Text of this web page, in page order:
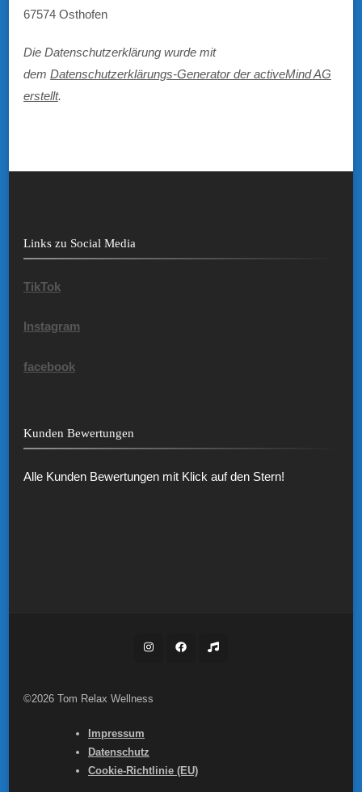
67574 Osthofen
Die Datenschutzerklärung wurde mit
dem Datenschutzerklärungs-Generator der activeMind AG
erstellt.
Links zu Social Media
TikTok
Instagram
facebook
Kunden Bewertungen
Alle Kunden Bewertungen mit Klick auf den Stern!
©2026 Tom Relax Wellness
Impressum
Datenschutz
Cookie-Richtlinie (EU)